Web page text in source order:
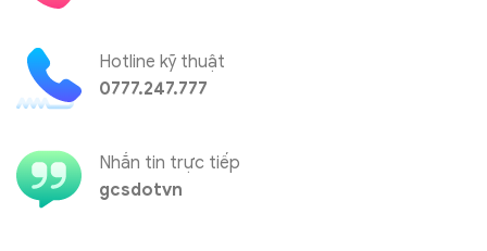
Hotline kỹ thuật
0777.247.777
Nhắn tin trực tiếp
gcsdotvn